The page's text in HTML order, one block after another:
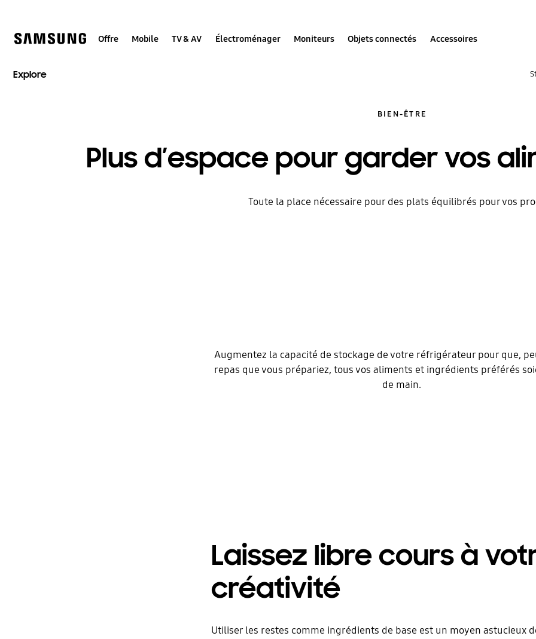
Offre Mobile TV & AV Électroménager Moniteurs Objets connectés Accessoires
Explore
BIEN-ÊTRE
Plus d’espace pour garder vos
Toute la place nécessaire pour des plats équilibrés pour vos
Augmentez la capacité de stockage de votre réfrigérateur pour que,
repas que vous prépariez, tous vos aliments et ingrédients préférés
de main.
Laissez libre cours à
créativité
Utiliser les restes comme ingrédients de base est un moyen astucieux